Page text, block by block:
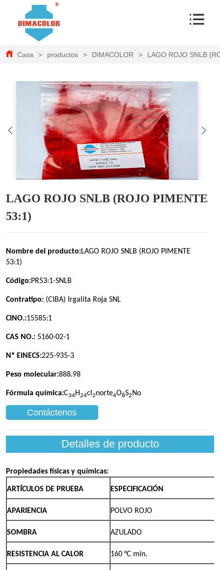
Casa > productos > DIMACOLOR > LAGO ROJO SNLB
LAGO ROJO SNLB (ROJO PIMENTE
53:1)
Contáctenos
Detalles de producto